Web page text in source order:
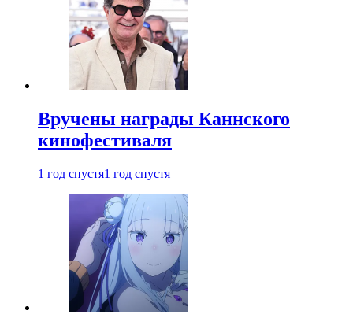
Вручены награды Каннского
кинофестиваля
1 год спустя1 год спустя